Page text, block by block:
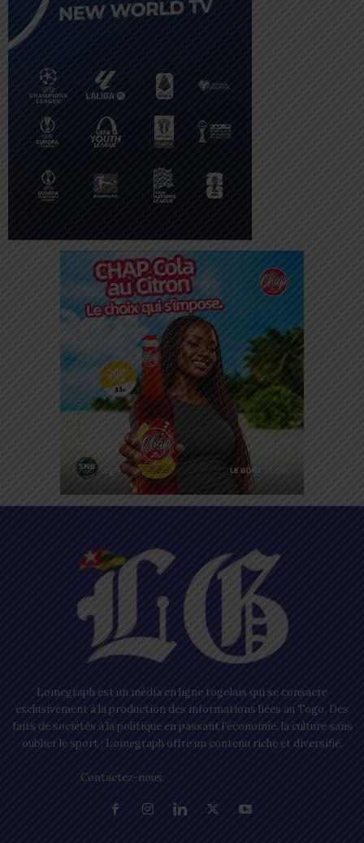
Lomegraph est un média en ligne togolais qui se consacre
exclusivement à la production des informations liées au Togo. Des
faits de sociétés à la politique en passant l’économie, la culture sans
oublier le sport ; Lomegraph offre un contenu riche et diversifié.
Contactez-nous: